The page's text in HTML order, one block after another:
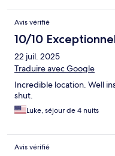
Avis vérifié
10/10
22 juil. 2025
Traduire avec Google
Incredible location. Well
shut.
Luke, séjour de 4 nuits
Avis vérifié